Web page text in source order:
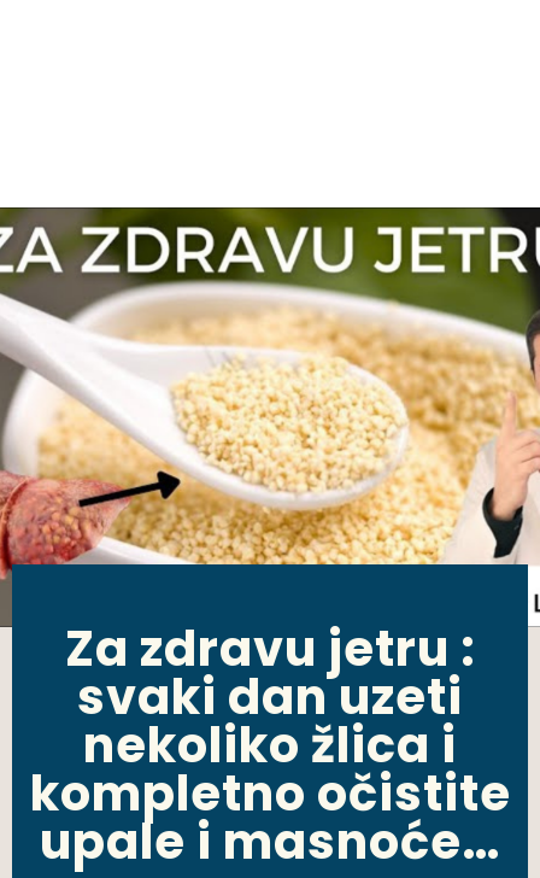
Za zdravu jetru :
svaki dan uzeti
nekoliko žlica i
kompletno očistite
upale i masnoće…